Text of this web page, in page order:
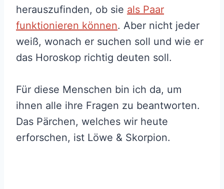
herauszufinden, ob sie als Paar
funktionieren können. Aber nicht jeder
weiß, wonach er suchen soll und wie er
das Horoskop richtig deuten soll.
Für diese Menschen bin ich da, um
ihnen alle ihre Fragen zu beantworten.
Das Pärchen, welches wir heute
erforschen, ist Löwe & Skorpion.